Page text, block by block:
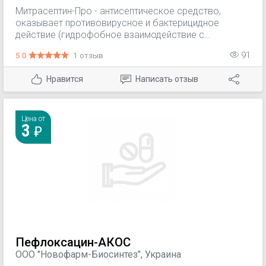
Митрасептин-Про - антисептическое средство,
оказывает противовирусное и бактерицидное
действие (гидрофобное взаимодействие с
разрушению).
5.0 1 отзыв 91
Нравится Написать отзыв
Цена от
3
Пефлоксацин-АКОС
ООО "Новофарм-Биосинтез", Украина